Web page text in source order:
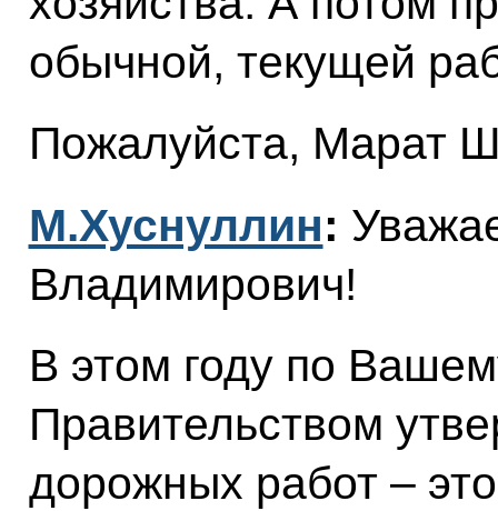
обычной, текущей
Пожалуйста, Марат
М.Хуснуллин:
Владимирович!
В этом году по
Правительством
дорожных работ –